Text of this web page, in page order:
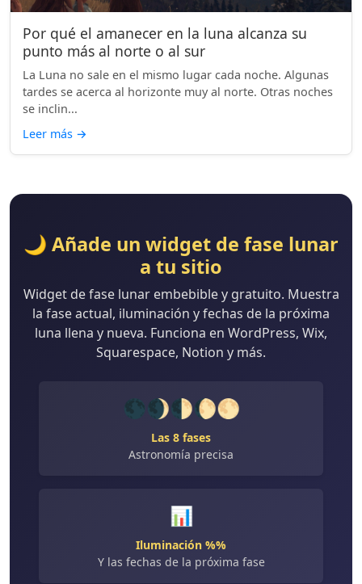
Por qué el amanecer en la luna alcanza su
punto más al norte o al sur
La Luna no sale en el mismo lugar cada noche. Algunas
tardes se acerca al horizonte muy al norte. Otras noches
se inclin...
Leer más →
🌙 Añade un widget de fase lunar
a tu sitio
Widget de fase lunar embebible y gratuito. Muestra
la fase actual, iluminación y fechas de la próxima
luna llena y nueva. Funciona en WordPress, Wix,
Squarespace, Notion y más.
🌑🌒🌓🌔🌕
Las 8 fases
Astronomía precisa
📊
Iluminación %%
Y las fechas de la próxima fase